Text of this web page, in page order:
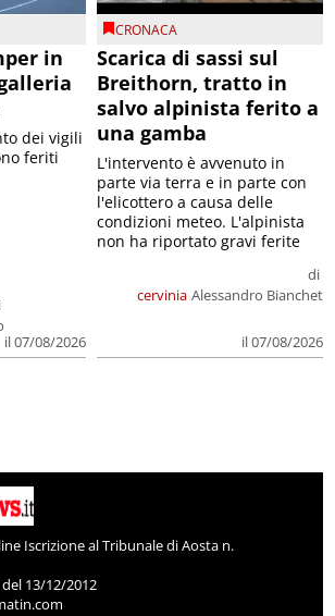
in
il 07/08/2026
dei vigili
feriti
CRONACA
Scarica di sassi sul
Breithorn, tratto in
salvo alpinista ferito a
una gamba
cervinia
di
Alessandro Bianchet
il 07/08/2026
L'intervento è avvenuto in
parte via terra e in parte con
l'elicottero a causa delle
condizioni meteo. L'alpinista
non ha riportato gravi ferite
Iscrizione al Tribunale di Aosta n.
13/12/2012